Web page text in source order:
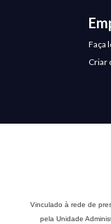
Faça
Criar
Vinculado à rede de
pela Unidade